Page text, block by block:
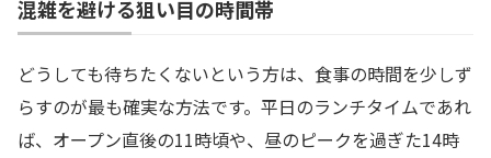
混雑を避ける狙い目の時間帯
どうしても待ちたくないという方は、食事の時間を少しず
らすのが最も確実な方法です。平日のランチタイムであれ
ば、オープン直後の11時頃や、昼のピークを過ぎた14時